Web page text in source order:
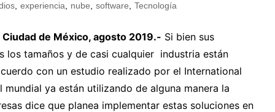
experiencia nube software Tecnología
Ciudad de México, agosto 2019.- Si bien sus
los tamaños y de casi cualquier industria están
con un estudio realizado por el International
ya están utilizando de alguna manera la
dice que planea implementar estas soluciones en